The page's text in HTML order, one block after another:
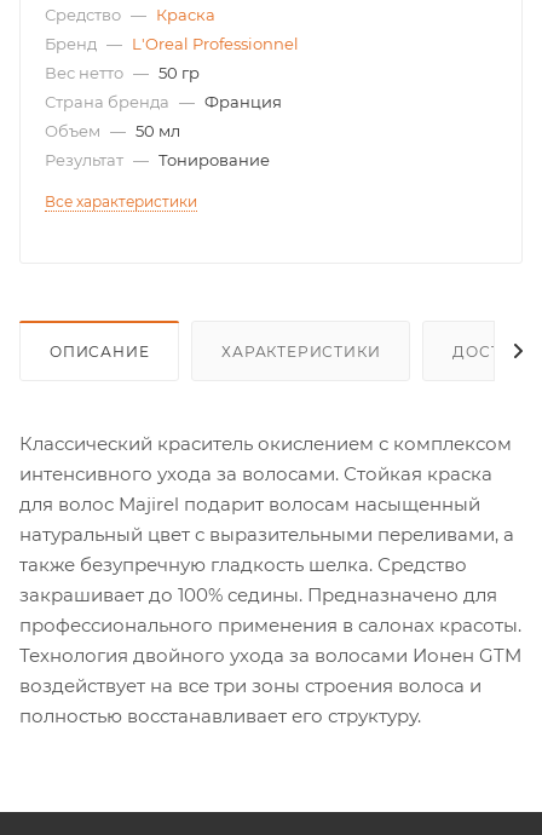
Средство — Краска
Бренд — L'Oreal Professionnel
Вес нетто — 50 гр
Страна бренда — Франция
Объем — 50 мл
Результат — Тонирование
Все характеристики
ОПИСАНИЕ ХАРАКТЕРИСТИКИ
Классический краситель окислением с комплексом
интенсивного ухода за волосами. Стойкая краска
для волос Majirel подарит волосам насыщенный
натуральный цвет с выразительными переливами, а
также безупречную гладкость шелка. Средство
закрашивает до 100% седины. Предназначено для
профессионального применения в салонах красоты.
Технология двойного ухода за волосами Ионен GTM
воздействует на все три зоны строения волоса и
полностью восстанавливает его структуру.